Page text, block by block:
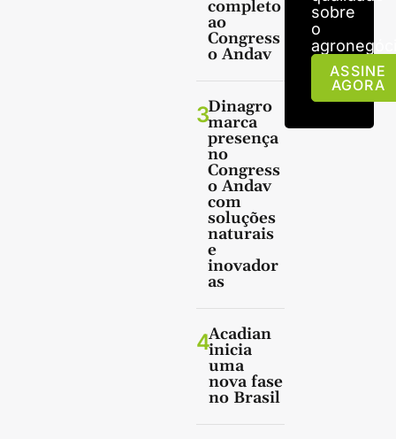
completo
ao
Congress
o Andav
3Dinagro
marca
presença
no
Congress
o Andav
com
soluções
naturais
e
inovador
as
4Acadian
inicia
uma
nova fase
no Brasil
sobre
o
ASSINE
AGORA